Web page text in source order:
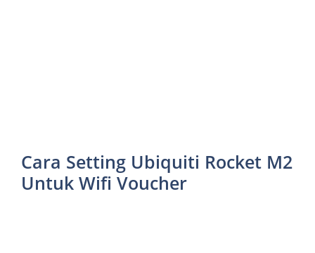
Cara Setting Ubiquiti Rocket M2
Untuk Wifi Voucher